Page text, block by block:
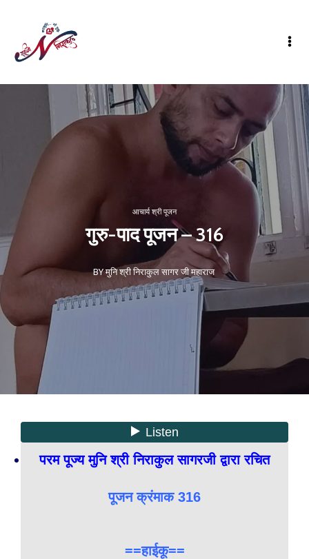
आचार्य श्री पूजन
गुरु-पाद पूजन – 316
BY मुनि श्री निराकुल सागर जी महाराज
परम पूज्य मुनि श्री निराकुल सागरजी द्वारा रचित
पूजन क्रंमाक 316
==हाईकू==